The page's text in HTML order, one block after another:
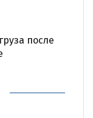
после